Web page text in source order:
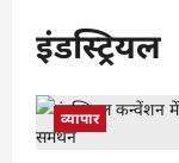
इंडस्ट्रियल
व्यापार